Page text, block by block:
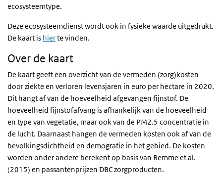
ecosysteemtype.
Deze ecosysteemdienst wordt ook in fysieke waarde uitgedrukt.
De kaart is hierte vinden.
Over de kaart
De kaart geeft een overzicht van de vermeden (zorg)kosten
door ziekte en verloren levensjaren in euro per hectare in 2020.
Dit hangt af van de hoeveelheid afgevangen fijnstof. De
hoeveelheid fijnstofafvang is afhankelijk van de hoeveelheid
en type van vegetatie, maar ook van de PM2.5 concentratie in
de lucht. Daarnaast hangen de vermeden kosten ook af van de
bevolkingsdichtheid en demografie in het gebied. De kosten
worden onder andere berekent op basis van Remme et al.
(2015) en passantenprijzen DBC zorgproducten.